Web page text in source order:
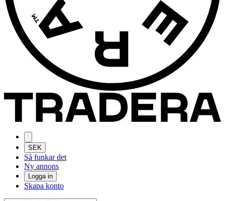
SEK
Så funkar det
Ny annons
Logga in
Skapa konto